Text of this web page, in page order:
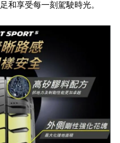
和享受每一刻駕駛時光。